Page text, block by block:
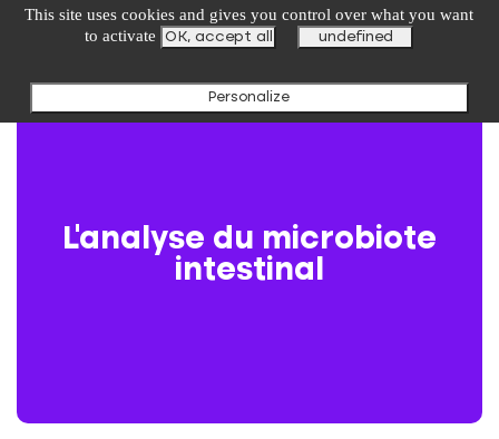
L’analyse du microbiote
intestinal
undefined
This site uses cookies and gives you control over what you want
to activate
OK, accept all undefined
Personalize